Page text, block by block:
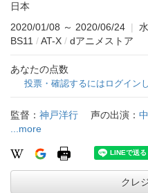
日本
2020/01/08 ～ 2020/06/24 |
BS11 /AT-X / dアニメストア
あなたの点数
投票・確認するにはログイン
監督： 神戸洋行 声の出演：
...more
クレ